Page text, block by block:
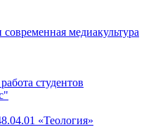
медиакультура
студентов
«Теология»